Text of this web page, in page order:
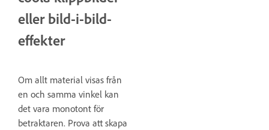
eller bild-i-bild-
effekter
Om allt material visas från
en och samma vinkel kan
det vara monotont för
betraktaren. Prova att skapa